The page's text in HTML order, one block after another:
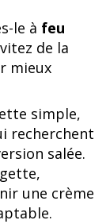
le à feu
de la
mieux
simple,
recherchent
salée.
une crème